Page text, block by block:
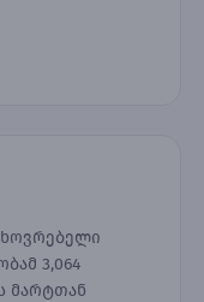
3,064
მარტთან